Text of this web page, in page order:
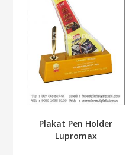
Plakat Pen Holder
Lupromax